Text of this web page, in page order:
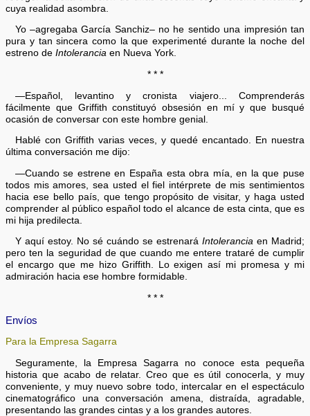
cuya realidad asombra.
Yo –agregaba García Sanchiz– no he sentido una impresión tan
pura y tan sincera como la que experimenté durante la noche del
estreno deIntolerancia en Nueva York.
* * *
—Español, levantino y cronista viajero... Comprenderás
fácilmente que Griffith constituyó obsesión en mí y que busqué
ocasión de conversar con este hombre genial.
Hablé con Griffith varias veces, y quedé encantado. En nuestra
última conversación me dijo:
—Cuando se estrene en España esta obra mía, en la que puse
todos mis amores, sea usted el fiel intérprete de mis sentimientos
hacia ese bello país, que tengo propósito de visitar, y haga usted
comprender al público español todo el alcance de esta cinta, que es
mi hija predilecta.
Y aquí estoy. No sé cuándo se estrenará Intoleranciaen Madrid;
pero ten la seguridad de que cuando me entere trataré de cumplir
el encargo que me hizo Griffith. Lo exigen así mi promesa y mi
admiración hacia ese hombre formidable.
* * *
Envíos
Para la Empresa Sagarra
Seguramente, la Empresa Sagarra no conoce esta pequeña
historia que acabo de relatar. Creo que es útil conocerla, y muy
conveniente, y muy nuevo sobre todo, intercalar en el espectáculo
cinematográfico una conversación amena, distraída, agradable,
presentando las grandes cintas y a los grandes autores.